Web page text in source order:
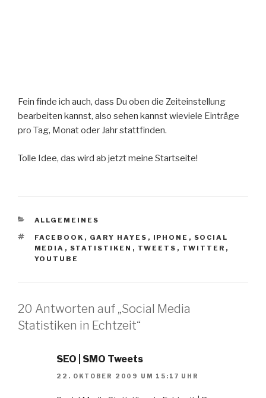
Fein finde ich auch, dass Du oben die Zeiteinstellung
bearbeiten kannst, also sehen kannst wieviele Einträge
pro Tag, Monat oder Jahr stattfinden.
Tolle Idee, das wird ab jetzt meine Startseite!
KATEGORIEN
ALLGEMEINES
SCHLAGWÖRTER
FACEBOOK , GARY HAYES , IPHONE , SOCIAL
MEDIA , STATISTIKEN , TWEETS , TWITTER ,
YOUTUBE
20 Antworten auf „Social Media
Statistiken in Echtzeit“
SEO | SMO Tweets
22. OKTOBER 2009 UM 15:17 UHR